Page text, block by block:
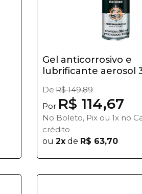
Gel anticorrosivo e
lubrificante aerosol
De R$ 149,89
Por R$ 114,67
No Boleto, Pix ou 1x no
crédito
ou 2x de R$ 63,70